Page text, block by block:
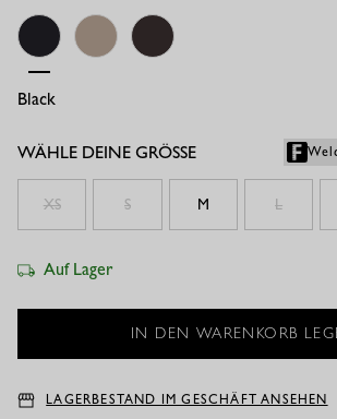
Black
WÄHLE DEINE GRÖSSE
XS S M L
Auf Lager
LAGERBESTAND IM GESCHÄFT ANSEHEN